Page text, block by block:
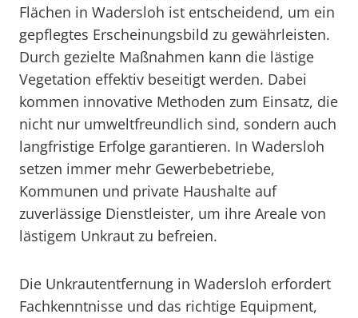
Flächen in Wadersloh ist entscheidend, um ein
gepflegtes Erscheinungsbild zu gewährleisten.
Durch gezielte Maßnahmen kann die lästige
Vegetation effektiv beseitigt werden. Dabei
kommen innovative Methoden zum Einsatz, die
nicht nur umweltfreundlich sind, sondern auch
langfristige Erfolge garantieren. In Wadersloh
setzen immer mehr Gewerbebetriebe,
Kommunen und private Haushalte auf
zuverlässige Dienstleister, um ihre Areale von
lästigem Unkraut zu befreien.
Die Unkrautentfernung in Wadersloh erfordert
Fachkenntnisse und das richtige Equipment,